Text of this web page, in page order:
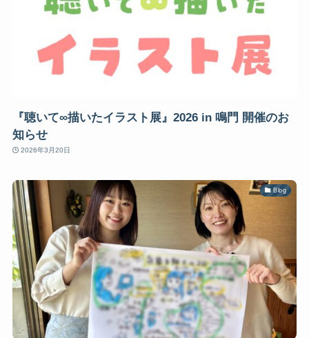
『聴いて∞描いたイラスト展』2026 in 鳴門 開催のお
知らせ
2026年3月20日
Blog